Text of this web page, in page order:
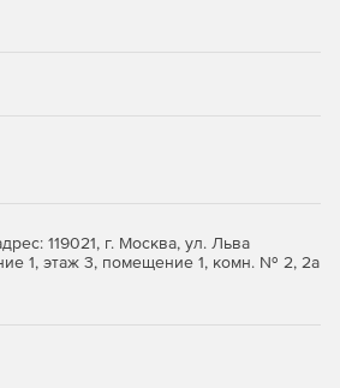
и поиска.
Microsoft SQL.
и запланированный вывод
имен компьютеров, IP-адресов,
119021, г. Москва, ул. Льва
1, этаж 3, помещение 1, комн. № 2, 2а